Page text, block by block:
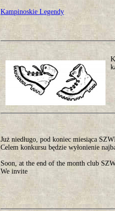
Kampinoskie Legendy
Już niedługo, pod koniec miesiąca
Celem konkursu będzie wyłonienie
Soon, at the end of the month club
We invite